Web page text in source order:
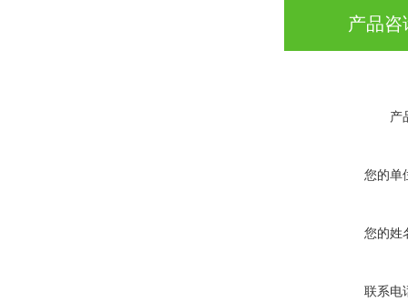
产品咨
产
您的单
您的姓
联系电